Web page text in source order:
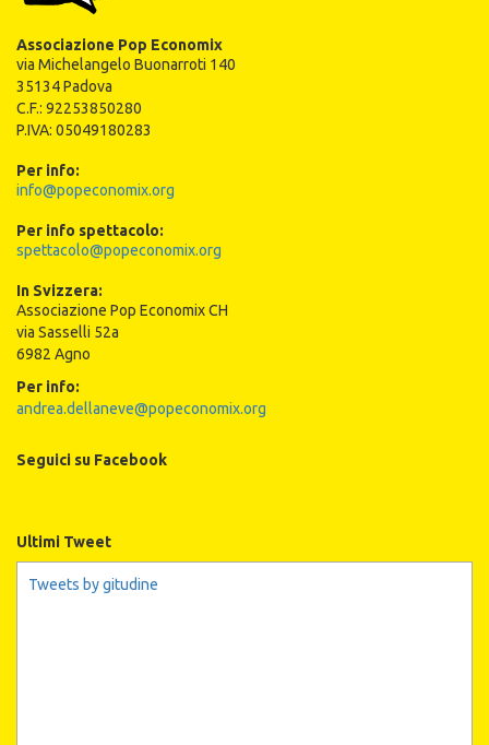
Associazione Pop Economix
via Michelangelo Buonarroti 140
35134 Padova
C.F.: 92253850280
P.IVA: 05049180283
Per info:
info@popeconomix.org
Per info spettacolo:
spettacolo@popeconomix.org
In Svizzera:
Associazione Pop Economix CH
via Sasselli 52a
6982 Agno
Per info:
andrea.dellaneve@popeconomix.org
Seguici su Facebook
Ultimi Tweet
Tweets by gitudine